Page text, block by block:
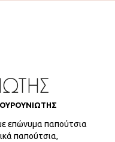
επώνυμα παπούτσια
παπούτσια,